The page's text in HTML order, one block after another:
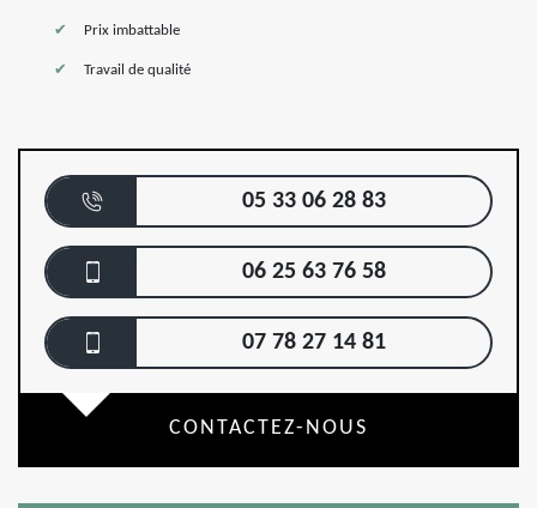
Prix imbattable
Travail de qualité
05 33 06 28 83
06 25 63 76 58
07 78 27 14 81
CONTACTEZ-NOUS